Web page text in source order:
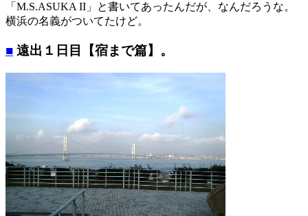
「M.S.ASUKA II」と書いてあったんだが、なんだろうな。
横浜の名義がついてたけど。
■ 遠出１日目【宿まで篇】。